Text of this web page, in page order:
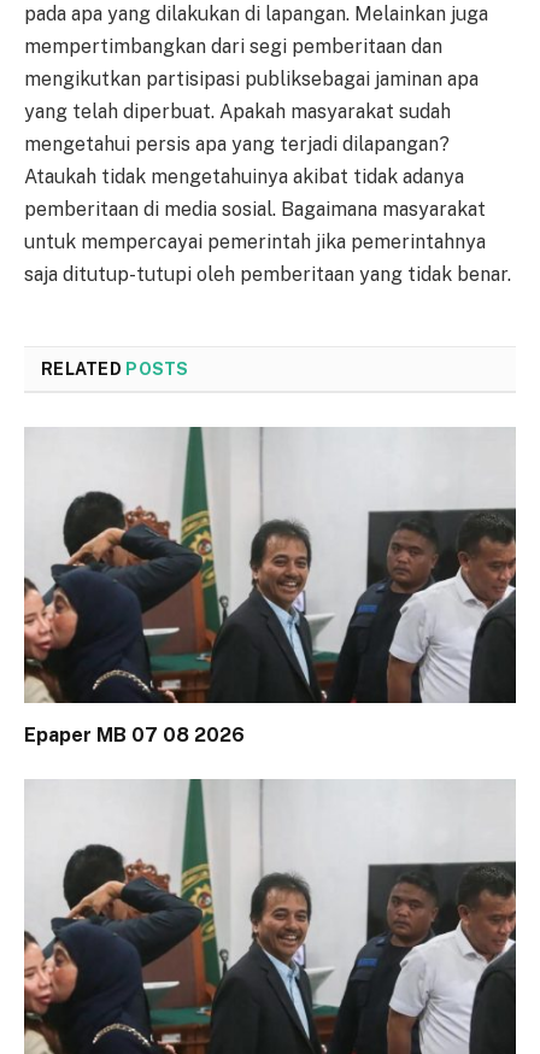
pada apa yang dilakukan di lapangan. Melainkan juga
mempertimbangkan dari segi pemberitaan dan
mengikutkan partisipasi publiksebagai jaminan apa
yang telah diperbuat. Apakah masyarakat sudah
mengetahui persis apa yang terjadi dilapangan?
Ataukah tidak mengetahuinya akibat tidak adanya
pemberitaan di media sosial. Bagaimana masyarakat
untuk mempercayai pemerintah jika pemerintahnya
saja ditutup-tutupi oleh pemberitaan yang tidak benar.
RELATED POSTS
Epaper MB 07 08 2026